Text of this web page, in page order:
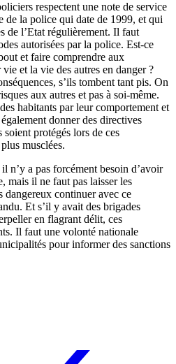
respectent une note de service
de la police qui date de 1999, et qui
de l’Etat régulièrement. Il faut
autorisées par la police. Est-ce
et faire comprendre aux
et la vie des autres en danger ?
s’ils tombent tant pis. On
aux autres et pas à soi-même.
habitants par leur comportement et
donner des directives
protégés lors de ces
musclées.
n’y a pas forcément besoin d’avoir
mais il ne faut pas laisser les
continuer avec ce
Et s’il y avait des brigades
en flagrant délit, ces
Il faut une volonté nationale
pour informer des sanctions